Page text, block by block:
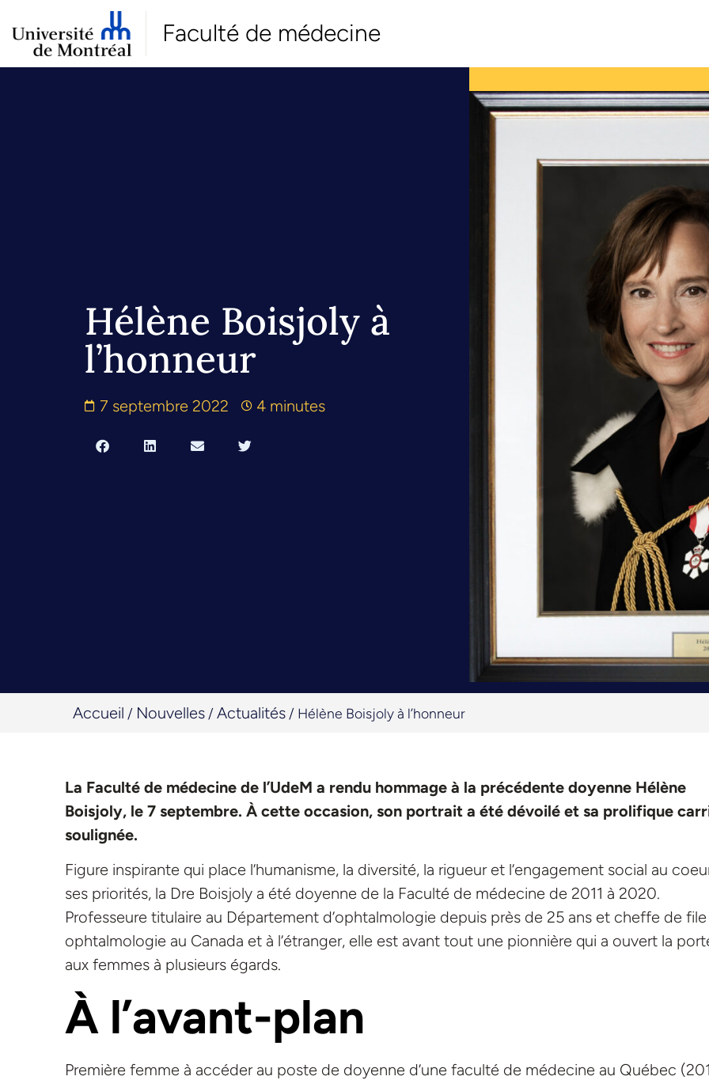
Faculté de médecine
Hélène Boisjoly à
l’honneur
7 septembre 2022 4 minutes
Accueil / Nouvelles / Actualités / Hélène Boisjoly à l’honneur
La Faculté de médecine de l’UdeM a rendu hommage à la précédente doyenne Hélène
Boisjoly, le 7 septembre. À cette occasion, son portrait a été dévoilé et sa prolifique
soulignée.
Figure inspirante qui place l’humanisme, la diversité, la rigueur et l’engagement social au
ses priorités, la Dre Boisjoly a été doyenne de la Faculté de médecine de 2011 à 2020.
Professeure titulaire au Département d’ophtalmologie depuis près de 25 ans et cheffe de
ophtalmologie au Canada et à l’étranger, elle est avant tout une pionnière qui a ouvert la
aux femmes à plusieurs égards.
À l’avant-plan
Première femme à accéder au poste de doyenne d’une faculté de médecine au Québec